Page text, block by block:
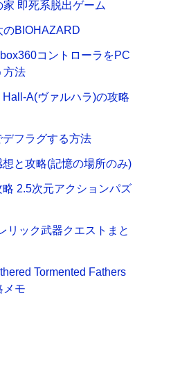
家 即死系脱出ゲーム
のBIOHAZARD
コントローラをPC
方法
Hall-A(ヴァルハラ)の攻略
デフラグする方法
想と攻略(記憶の場所のみ)
略 2.5次元アクションパズ
リック武器クエストまと
Tormented Fathers
メモ